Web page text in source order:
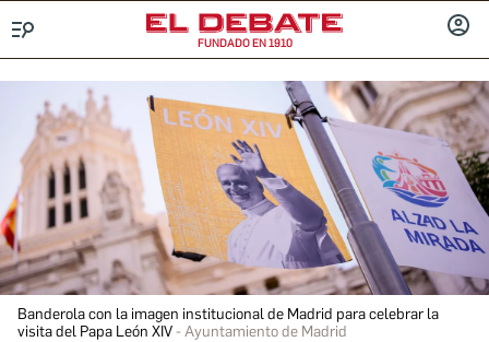
FUNDADO EN 1910
Banderola con la imagen institucional de Madrid para celebrar la
visita del Papa León XIV
Ayuntamiento de Madrid